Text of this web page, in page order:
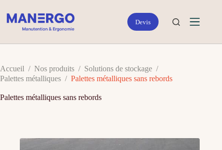
au
contenu
Accueil / Nos produits / Solutions de stockage /
Palettes métalliques / Palettes métalliques sans rebords
Palettes métalliques sans rebords